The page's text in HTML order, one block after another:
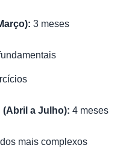
3 meses
(Abril a Julho): 4 meses
mais complexos